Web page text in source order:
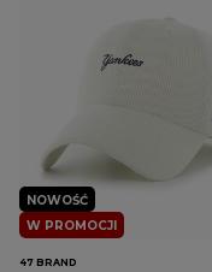
W PROMOCJI
NOWOŚĆ
47 BRAND